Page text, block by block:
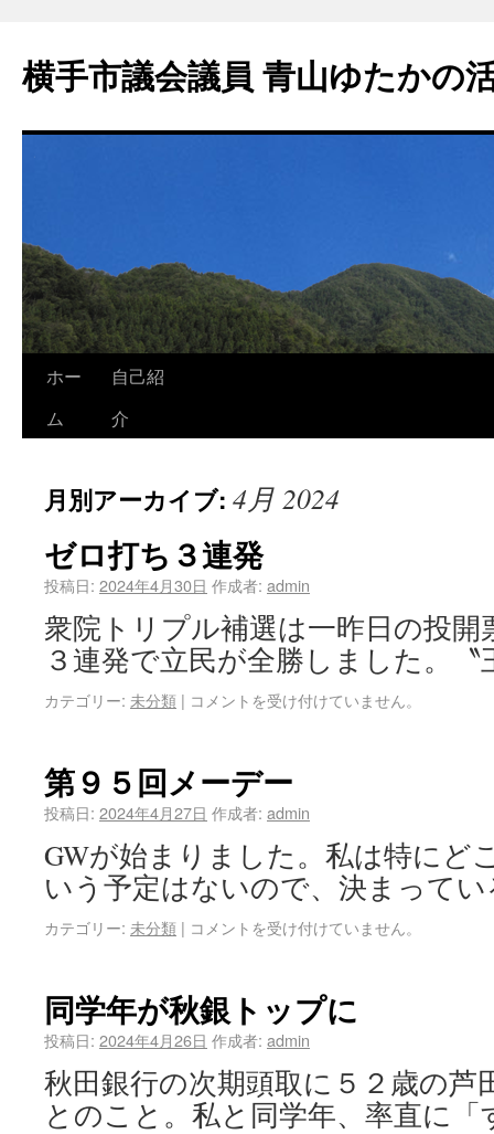
横手市議会議員 青山ゆたかの
ホー
ム
自己紹
介
月別アーカイブ: 4月 2024
ゼロ打ち３連発
投稿日: 2024年4月30日 作成者: admin
衆院トリプル補選は一昨日の投
３連発で立民が全勝しました。
カテゴリー: 未分類 | コメントを受け付けていません。
第９５回メーデー
投稿日: 2024年4月27日 作成者: admin
GWが始まりました。私は特にど
いう予定はないので、決まって
カテゴリー: 未分類 | コメントを受け付けていません。
同学年が秋銀トップに
投稿日: 2024年4月26日 作成者: admin
秋田銀行の次期頭取に５２歳の芦
とのこと。私と同学年、率直に